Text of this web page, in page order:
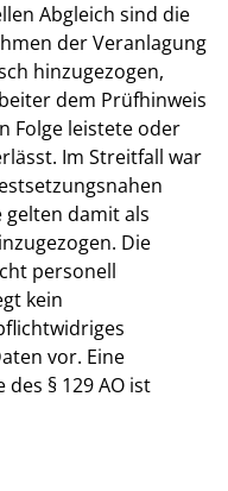
Abgleich sind die
der Veranlagung
hinzugezogen,
dem Prüfhinweis
Folge leistete oder
Im Streitfall war
gelten damit als
Die
personell
kein
vor. Eine
§ 129 AO ist